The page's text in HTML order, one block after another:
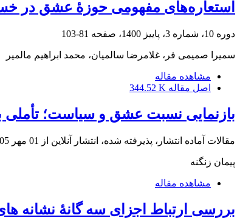
استعاره‌های مفهومی حوزۀ عشق در
دوره 10، شماره 3، پاییز 1400، صفحه 81-103
سمیرا صمیمی فر، غلامرضا سالمیان، محمد ابراهیم مالمیر
مشاهده مقاله
اصل مقاله 344.52 K
بازنمایی نسبت عشق و سیاست؛ تأملی
مقالات آماده انتشار، پذیرفته شده، انتشار آنلاین از 01 مهر 1405
پیمان زنگنه
مشاهده مقاله
بررسی ارتباط اجزای سه ‌گانۀ نشانه